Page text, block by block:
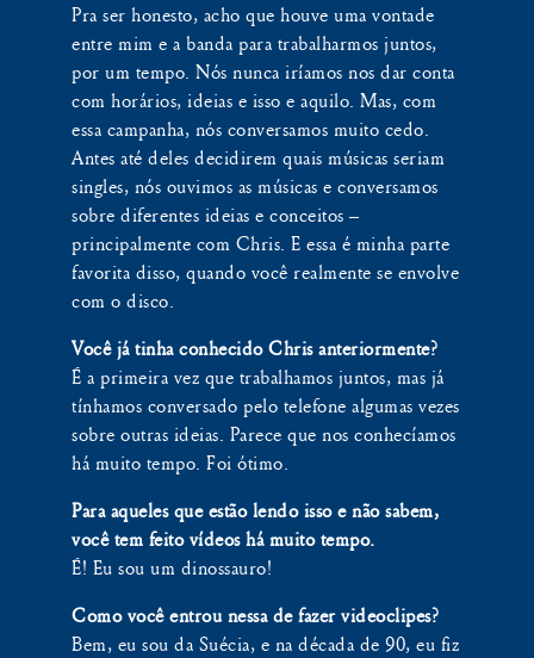
Pra ser honesto, acho que houve uma vontade
entre mim e a banda para trabalharmos juntos,
por um tempo. Nós nunca iríamos nos dar conta
com horários, ideias e isso e aquilo. Mas, com
essa campanha, nós conversamos muito cedo.
Antes até deles decidirem quais músicas seriam
singles, nós ouvimos as músicas e conversamos
sobre diferentes ideias e conceitos –
principalmente com Chris. E essa é minha parte
favorita disso, quando você realmente se envolve
com o disco.
Você já tinha conhecido Chris anteriormente?
É a primeira vez que trabalhamos juntos, mas já
tínhamos conversado pelo telefone algumas vezes
sobre outras ideias. Parece que nos conhecíamos
há muito tempo. Foi ótimo.
Para aqueles que estão lendo isso e não sabem,
você tem feito vídeos há muito tempo.
É! Eu sou um dinossauro!
Como você entrou nessa de fazer videoclipes?
Bem, eu sou da Suécia, e na década de 90, eu fiz